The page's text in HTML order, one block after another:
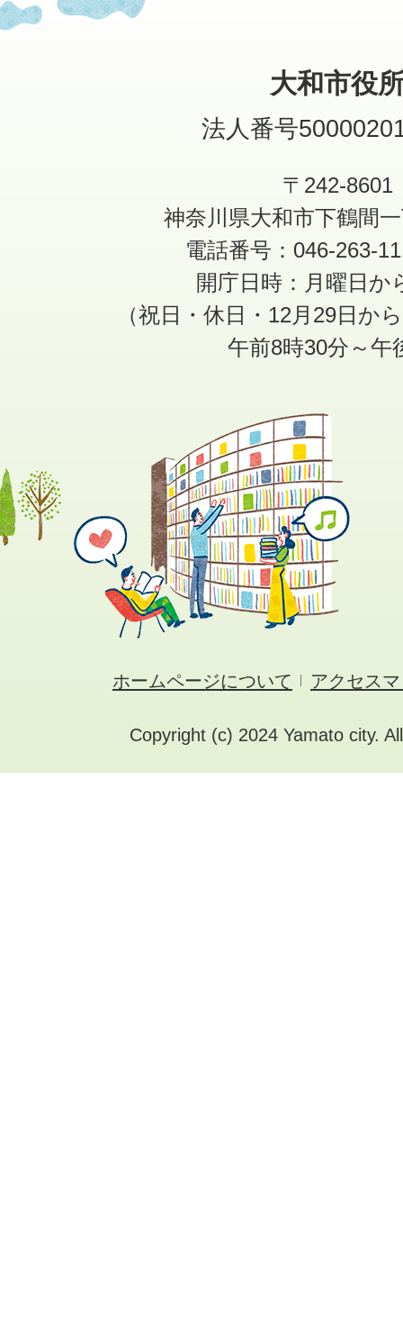
大和市役
法人番号
〒242-8601
神奈川県大和市下鶴間
電話番号：046-263-
開庁日時：月曜日か
（祝日・休日・12月29日か
午前8時30分～午
ホームページについて アクセス
Copyright (c) 2024 Yamato city.